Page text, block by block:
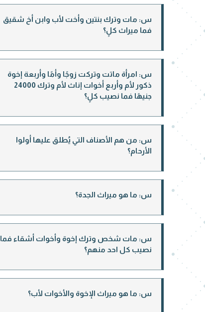
س: مات وترك بنتين وأخت لأب وابن أخ شقيق
فما ميراث كلٍ؟
س: امرأة ماتت وتركت زوجًا وأمًا وأربعة إخوة
ذكور لأم وأربع أخوات إناث لأم وترك 24000
جنيهًا فما نصيب كلٍ؟
س: من هم الأصناف التي يُطلق عليها أولوا
الأرحام؟
س: ما هو ميراث الجدة؟
س: مات شخص وترك إخوة وأخوات أشقاء فما
نصيب كل احد منهم؟
س: ما هو ميراث الإخوة والأخوات لأب؟